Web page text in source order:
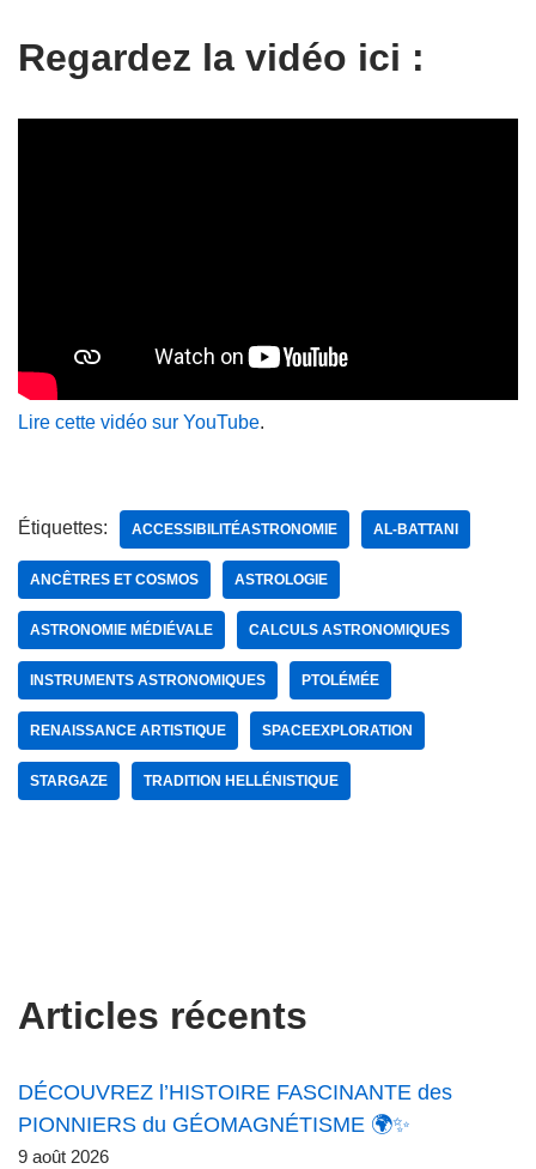
Regardez la vidéo ici :
Lire cette vidéo sur YouTube.
Étiquettes: ACCESSIBILITÉASTRONOMIE AL-BATTANI
ANCÊTRES ET COSMOS ASTROLOGIE
ASTRONOMIE MÉDIÉVALE CALCULS ASTRONOMIQUES
INSTRUMENTS ASTRONOMIQUES PTOLÉMÉE
RENAISSANCE ARTISTIQUE SPACEEXPLORATION
STARGAZE TRADITION HELLÉNISTIQUE
Articles récents
DÉCOUVREZ l’HISTOIRE FASCINANTE des
PIONNIERS du GÉOMAGNÉTISME 🌍✨
9 août 2026